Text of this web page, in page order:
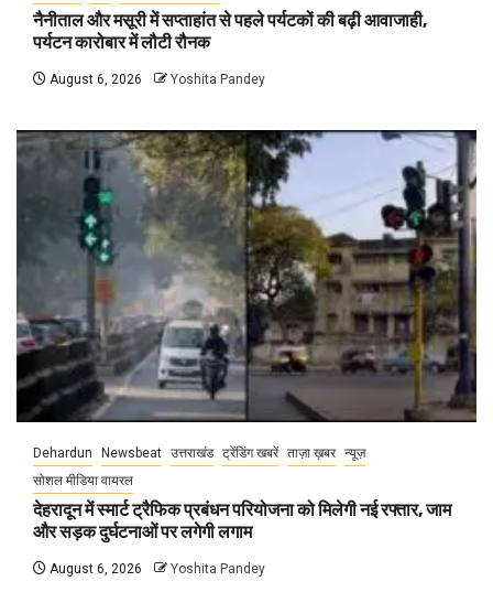
नैनीताल और मसूरी में सप्ताहांत से पहले पर्यटकों की बढ़ी आवाजाही,
पर्यटन कारोबार में लौटी रौनक
August 6, 2026 Yoshita Pandey
Dehardun Newsbeat उत्तराखंड ट्रेंडिंग खबरें ताज़ा ख़बर न्यूज़
सोशल मीडिया वायरल
देहरादून में स्मार्ट ट्रैफिक प्रबंधन परियोजना को मिलेगी नई रफ्तार, जाम
और सड़क दुर्घटनाओं पर लगेगी लगाम
August 6, 2026 Yoshita Pandey